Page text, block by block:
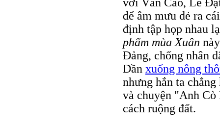
để âm mưu đẻ ra
định tập họp nhau
phẩm mùa Xuân
Ðảng, chống nhân
Dần xuống nông
nhưng hắn ta
và chuyện "Anh
cách ruộng đất.